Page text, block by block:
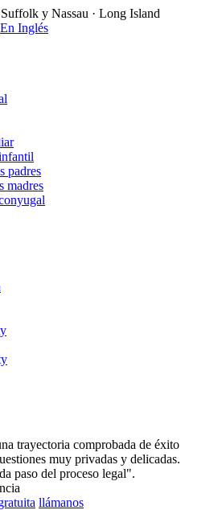
y Nassau · Long Island
En Inglés
padres
madres
trayectoria comprobada de éxito
muy privadas y delicadas.
paso del proceso legal".
llámanos